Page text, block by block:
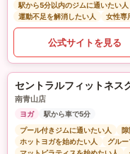
駅から5分以内のジムに通いたい人
運動不足を解消したい人
女性専
公式サイトを見る
セントラルフィットネス
南青山店
ヨガ
駅から車で5分
プール付きジムに通いたい人
ホットヨガを始めたい人
グル